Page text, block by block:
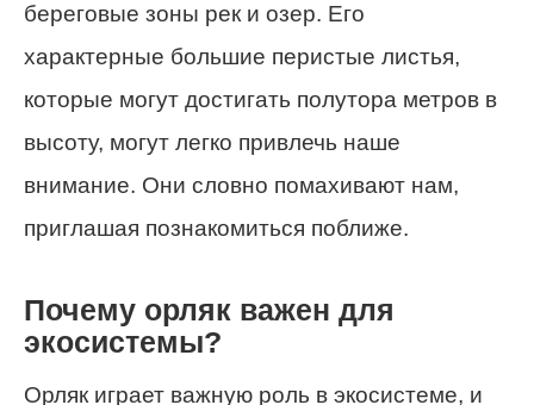
береговые зоны рек и озер. Его
характерные большие перистые листья,
которые могут достигать полутора метров в
высоту, могут легко привлечь наше
внимание. Они словно помахивают нам,
приглашая познакомиться поближе.
Почему орляк важен для
экосистемы?
Орляк играет важную роль в экосистеме, и